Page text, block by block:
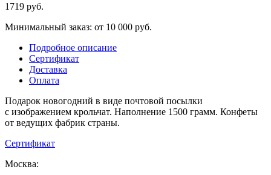
1719 руб.
Минимальный заказ: от 10 000 руб.
Подробное описание
Сертификат
Доставка
Оплата
Подарок новогодний в виде почтовой посылки
с изображением крольчат. Наполнение 1500 грамм. Конфеты
от ведущих фабрик страны.
Сертификат
Москва: